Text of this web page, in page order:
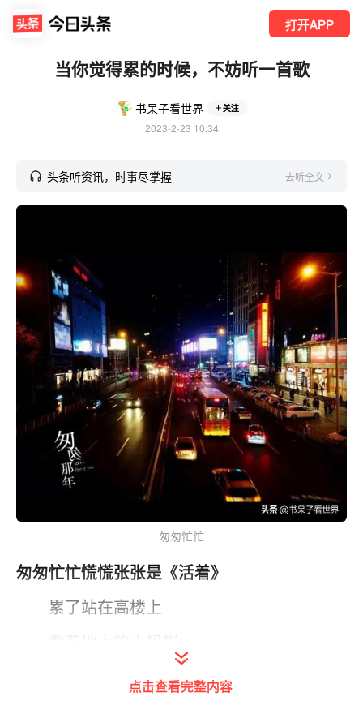
打开APP
当你觉得累的时候，不妨听一首歌
书呆子看世界 关注
2023-2-23 10:34
头条听资讯，时事尽掌握 去听全文
匆匆忙忙
匆匆忙忙慌慌张张是《活着》
累了站在高楼上
他们的头很大点击查看完整内容